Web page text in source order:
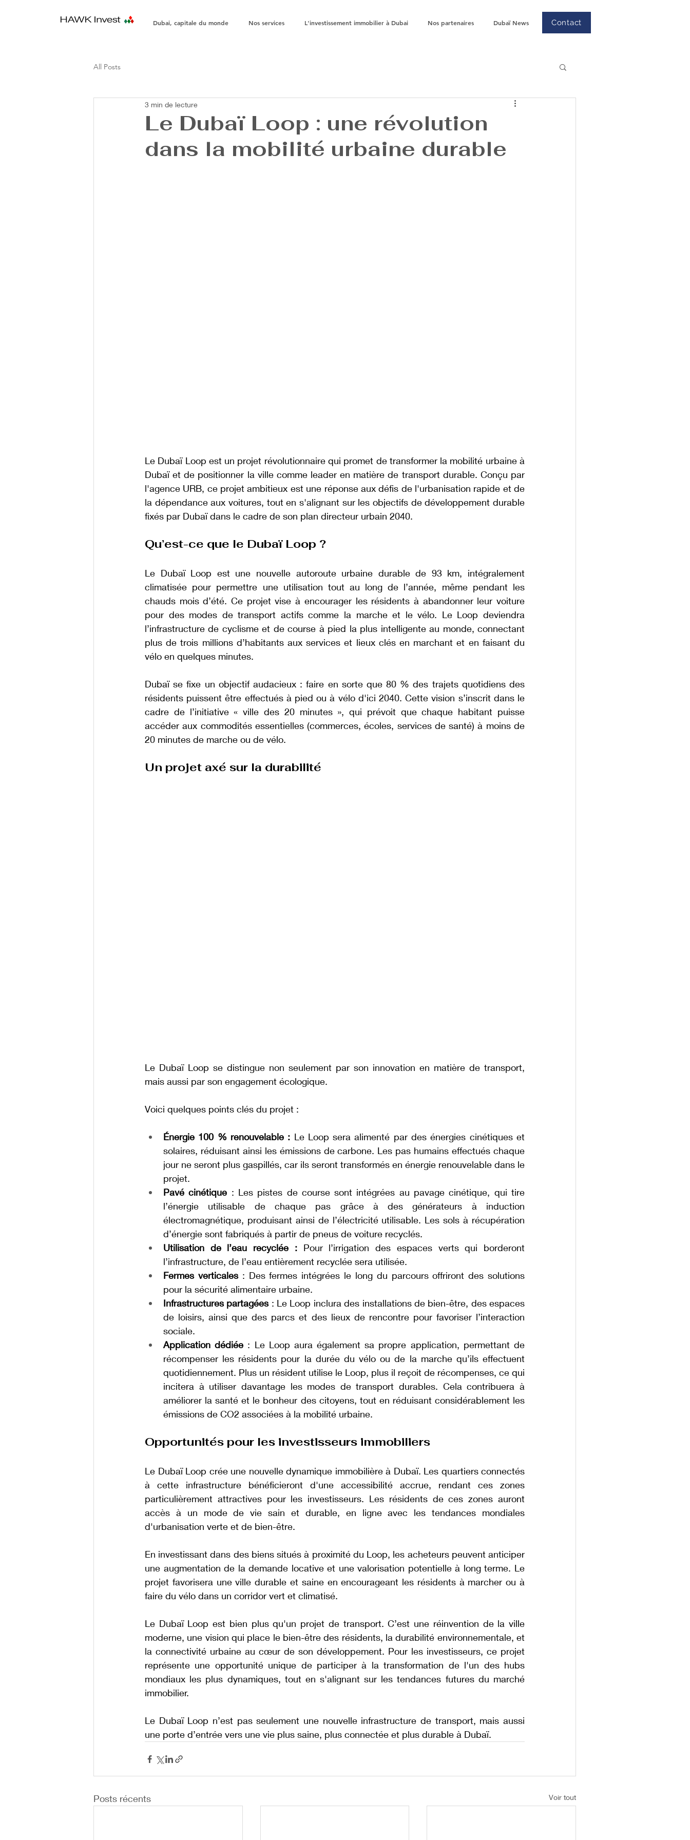
Dubai, capitale du monde Nos services L'investissement immobilier à Dubai Nos partenaires Dubaï News Contact
All Posts
Le Dubaï Loop : une révolution
dans la mobilité urbaine durable
3 min de lecture
Le Dubaï Loop est un projet révolutionnaire qui promet de transformer la mobilité urbaine à
Dubaï et de positionner la ville comme leader en matière de transport durable. Conçu par
l'agence URB, ce projet ambitieux est une réponse aux défis de l'urbanisation rapide et de
la dépendance aux voitures, tout en s'alignant sur les objectifs de développement durable
fixés par Dubaï dans le cadre de son plan directeur urbain 2040.
Qu’est-ce que le Dubaï Loop ?
Le Dubaï Loop est une nouvelle autoroute urbaine durable de 93 km, intégralement
climatisée pour permettre une utilisation tout au long de l’année, même pendant les
chauds mois d’été. Ce projet vise à encourager les résidents à abandonner leur voiture
pour des modes de transport actifs comme la marche et le vélo. Le Loop deviendra
l’infrastructure de cyclisme et de course à pied la plus intelligente au monde, connectant
plus de trois millions d’habitants aux services et lieux clés en marchant et en faisant du
vélo en quelques minutes.
Dubaï se fixe un objectif audacieux : faire en sorte que 80 % des trajets quotidiens des
résidents puissent être effectués à pied ou à vélo d'ici 2040. Cette vision s’inscrit dans le
cadre de l’initiative « ville des 20 minutes », qui prévoit que chaque habitant puisse
accéder aux commodités essentielles (commerces, écoles, services de santé) à moins de
20 minutes de marche ou de vélo.
Un projet axé sur la durabilité
Le Dubaï Loop se distingue non seulement par son innovation en matière de transport,
mais aussi par son engagement écologique.
Voici quelques points clés du projet :
Énergie 100 % renouvelable : Le Loop sera alimenté par des énergies cinétiques et
solaires, réduisant ainsi les émissions de carbone. Les pas humains effectués chaque
jour ne seront plus gaspillés, car ils seront transformés en énergie renouvelable dans le
projet.
Pavé cinétique : Les pistes de course sont intégrées au pavage cinétique, qui tire
l’énergie utilisable de chaque pas grâce à des générateurs à induction
électromagnétique, produisant ainsi de l’électricité utilisable. Les sols à récupération
d’énergie sont fabriqués à partir de pneus de voiture recyclés.
Utilisation de l’eau recyclée : Pour l’irrigation des espaces verts qui borderont
l’infrastructure, de l’eau entièrement recyclée sera utilisée.
Fermes verticales : Des fermes intégrées le long du parcours offriront des solutions
pour la sécurité alimentaire urbaine.
Infrastructures partagées : Le Loop inclura des installations de bien-être, des espaces
de loisirs, ainsi que des parcs et des lieux de rencontre pour favoriser l’interaction
sociale.
Application dédiée : Le Loop aura également sa propre application, permettant de
récompenser les résidents pour la durée du vélo ou de la marche qu’ils effectuent
quotidiennement. Plus un résident utilise le Loop, plus il reçoit de récompenses, ce qui
incitera à utiliser davantage les modes de transport durables. Cela contribuera à
améliorer la santé et le bonheur des citoyens, tout en réduisant considérablement les
émissions de CO2 associées à la mobilité urbaine.
Opportunités pour les investisseurs immobiliers
Le Dubaï Loop crée une nouvelle dynamique immobilière à Dubaï. Les quartiers connectés
à cette infrastructure bénéficieront d'une accessibilité accrue, rendant ces zones
particulièrement attractives pour les investisseurs. Les résidents de ces zones auront
accès à un mode de vie sain et durable, en ligne avec les tendances mondiales
d'urbanisation verte et de bien-être.
En investissant dans des biens situés à proximité du Loop, les acheteurs peuvent anticiper
une augmentation de la demande locative et une valorisation potentielle à long terme. Le
projet favorisera une ville durable et saine en encourageant les résidents à marcher ou à
faire du vélo dans un corridor vert et climatisé.
Le Dubaï Loop est bien plus qu'un projet de transport. C’est une réinvention de la ville
moderne, une vision qui place le bien-être des résidents, la durabilité environnementale, et
la connectivité urbaine au cœur de son développement. Pour les investisseurs, ce projet
représente une opportunité unique de participer à la transformation de l'un des hubs
mondiaux les plus dynamiques, tout en s'alignant sur les tendances futures du marché
immobilier.
Le Dubaï Loop n’est pas seulement une nouvelle infrastructure de transport, mais aussi
une porte d’entrée vers une vie plus saine, plus connectée et plus durable à Dubaï.
Posts récents Voir tout